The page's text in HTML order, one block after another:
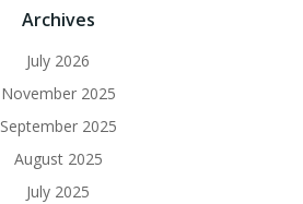
Archives
July 2026
November 2025
September 2025
August 2025
July 2025